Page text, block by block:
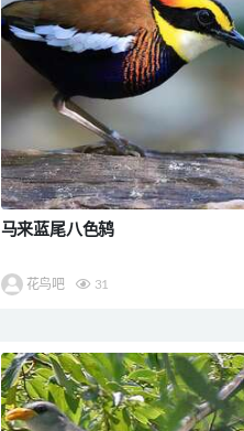
马来蓝尾八色鸫
花鸟吧 31